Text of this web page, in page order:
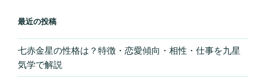
最近の投稿
七赤金星の性格は？特徴・恋愛傾向・相性・仕事を九星
気学で解説